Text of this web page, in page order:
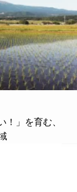
！」を育む、